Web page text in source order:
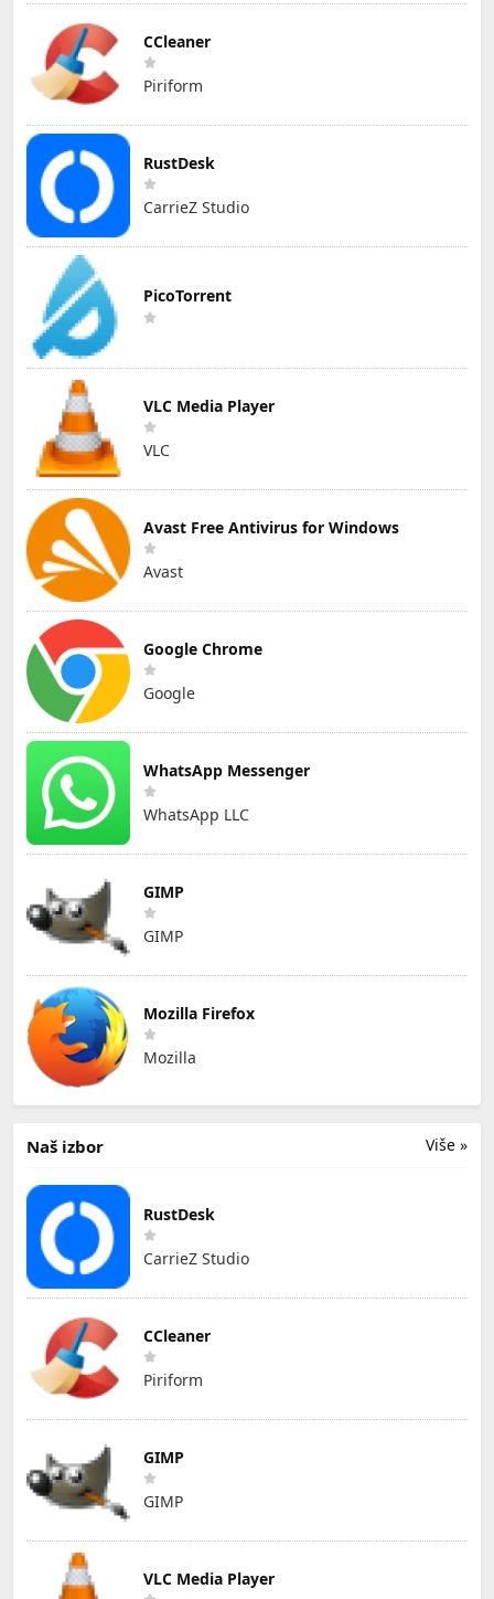
CCleaner
Piriform
RustDesk
CarrieZ Studio
PicoTorrent
VLC Media Player
VLC
Avast Free Antivirus for Windows
Avast
Google Chrome
Google
WhatsApp Messenger
WhatsApp LLC
GIMP
GIMP
Mozilla Firefox
Mozilla
Više »
Naš izbor
RustDesk
CarrieZ Studio
CCleaner
Piriform
GIMP
GIMP
VLC Media Player